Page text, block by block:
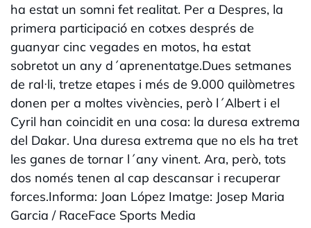
ha estat un somni fet realitat. Per a Despres, la
primera participació en cotxes després de
guanyar cinc vegades en motos, ha estat
sobretot un any d´aprenentatge.Dues setmanes
de ral·li, tretze etapes i més de 9.000 quilòmetres
donen per a moltes vivències, però l´Albert i el
Cyril han coincidit en una cosa: la duresa extrema
del Dakar. Una duresa extrema que no els ha tret
les ganes de tornar l´any vinent. Ara, però, tots
dos només tenen al cap descansar i recuperar
forces.Informa: Joan López Imatge: Josep Maria
Garcia / RaceFace Sports Media